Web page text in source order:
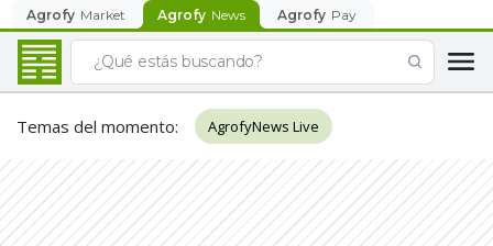
Agrofy Market Agrofy News Agrofy Pay
Temas del momento: AgrofyNews Live